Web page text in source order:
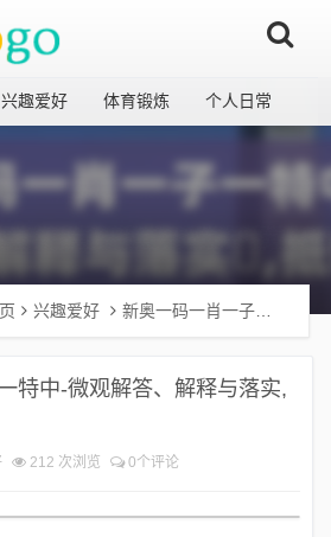
兴趣爱好 体育锻炼 个人日常
兴趣爱好 新奥一码一肖一子一特中-微观解答、解释与落实​,抵制徒有虚名标榜
特中-微观解答、解释与落实​,
212 次浏览 0个评论